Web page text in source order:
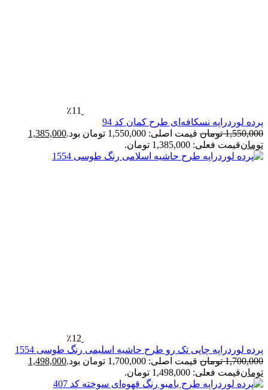
٪11
پرده لوردراپه نسکافه‌ای طرح کمان کد 94
1,550,000 تومان قیمت اصلی: 1,550,000 تومان بود.
1,385,000
تومانقیمت فعلی: 1,385,000 تومان.
٪12
پرده لوردراپه چاپی تک رو طرح حاشیه اسلیمی رنگ طوسی 1554
1,700,000 تومان قیمت اصلی: 1,700,000 تومان بود.
1,498,000
تومانقیمت فعلی: 1,498,000 تومان.